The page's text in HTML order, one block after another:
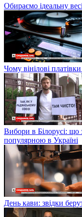
Обираємо ідеальну
Чому вінілові
Вибори в Білорусі: що
популярною в Україні
День кави: звідки